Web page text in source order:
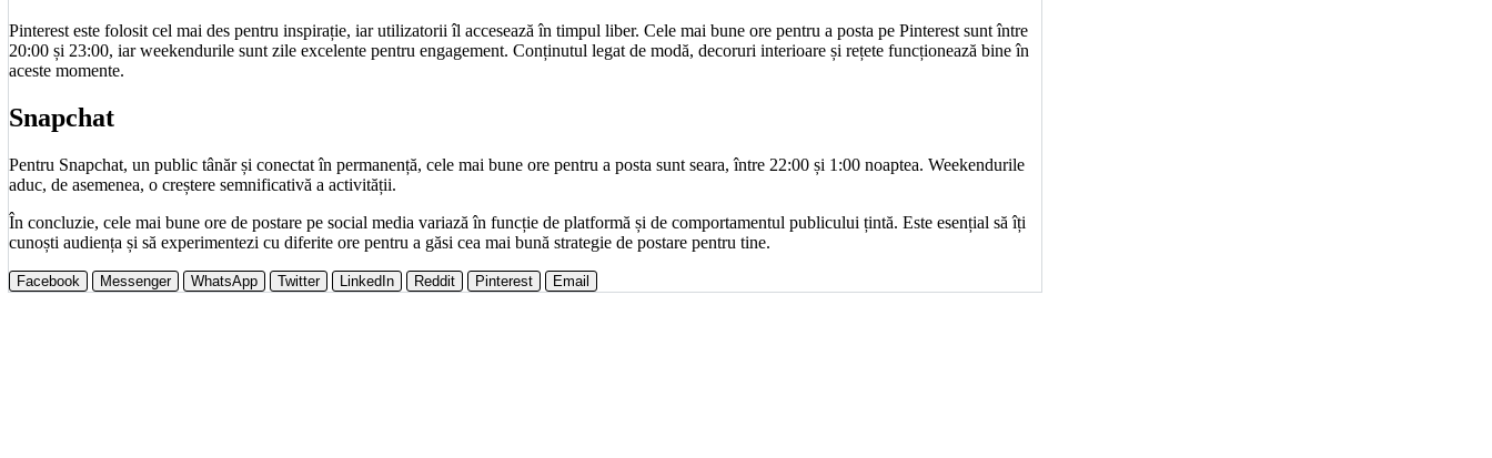
Pinterest este folosit cel mai des pentru inspirație, iar utilizatorii îl accesează în timpul liber. Cele mai bune ore pentru a posta pe Pinterest sunt între
20:00 și 23:00, iar weekendurile sunt zile excelente pentru engagement. Conținutul legat de modă, decoruri interioare și rețete funcționează bine în
aceste momente.
Snapchat
Pentru Snapchat, un public tânăr și conectat în permanență, cele mai bune ore pentru a posta sunt seara, între 22:00 și 1:00 noaptea. Weekendurile
aduc, de asemenea, o creștere semnificativă a activității.
În concluzie, cele mai bune ore de postare pe social media variază în funcție de platformă și de comportamentul publicului țintă. Este esențial să îți
cunoști audiența și să experimentezi cu diferite ore pentru a găsi cea mai bună strategie de postare pentru tine.
Facebook Messenger WhatsApp Twitter LinkedIn Reddit Pinterest Email